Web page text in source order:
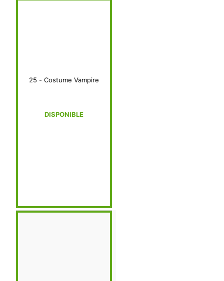
25 - Costume Vampire
DISPONIBLE